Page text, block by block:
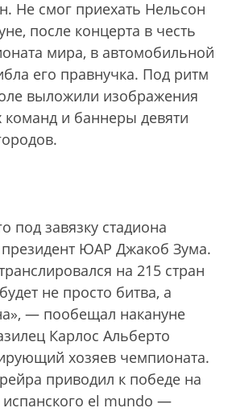
Не смог приехать Нельсон
после концерта в честь
мира, в автомобильной
его правнучка. Под ритм
выложили изображения
и баннеры девяти
под завязку стадиона
ЮАР Джакоб Зума.
на 215 стран
не просто битва, а
— пообещал накануне
Карлос Альберто
хозяев чемпионата.
приводил к победе на
испанского el mundo —